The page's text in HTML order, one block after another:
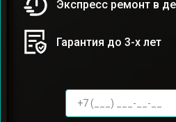
Экспресс ремонт в
Гарантия до 3-х лет